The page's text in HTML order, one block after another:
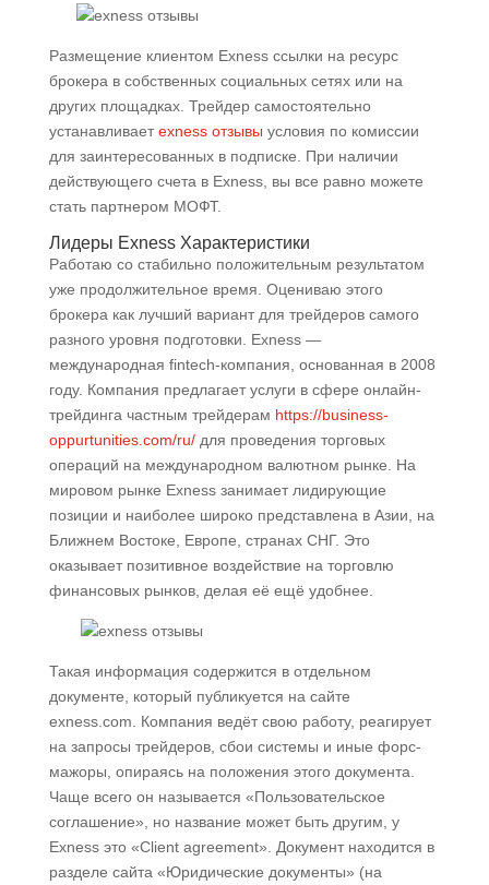
Размещение клиентом Exness ссылки на ресурс
брокера в собственных социальных сетях или на
других площадках. Трейдер самостоятельно
устанавливаетexness отзывы условия по комиссии
для заинтересованных в подписке. При наличии
действующего счета в Exness, вы все равно можете
стать партнером МОФТ.
Лидеры Exness Характеристики
Работаю со стабильно положительным результатом
уже продолжительное время. Оцениваю этого
брокера как лучший вариант для трейдеров самого
разного уровня подготовки. Exness —
международная fintech-компания, основанная в 2008
году. Компания предлагает услуги в сфере онлайн-
трейдинга частным трейдерам https://business-
oppurtunities.com/ru/для проведения торговых
операций на международном валютном рынке. На
мировом рынке Exness занимает лидирующие
позиции и наиболее широко представлена в Азии, на
Ближнем Востоке, Европе, странах СНГ. Это
оказывает позитивное воздействие на торговлю
финансовых рынков, делая её ещё удобнее.
Такая информация содержится в отдельном
документе, который публикуется на сайте
exness.com. Компания ведёт свою работу, реагирует
на запросы трейдеров, сбои системы и иные форс-
мажоры, опираясь на положения этого документа.
Чаще всего он называется «Пользовательское
соглашение», но название может быть другим, у
Exness это «Client agreement». Документ находится в
разделе сайта «Юридические документы» (на